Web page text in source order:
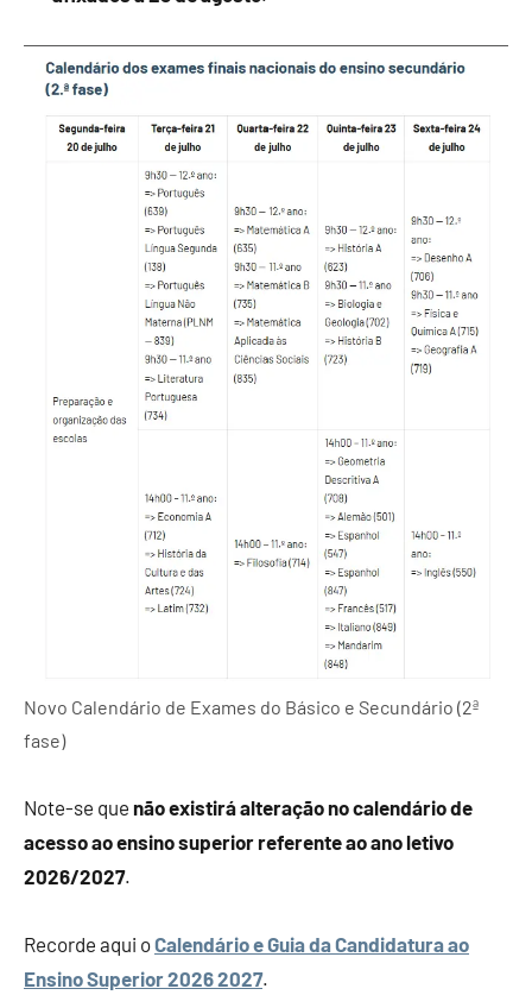
Novo Calendário de Exames do Básico e Secundário (2ª
fase)
Note-se que não existirá alteração no calendário de
acesso ao ensino superior referente ao ano letivo
2026/2027.
Recorde aqui oCalendário e Guia da Candidatura ao
Ensino Superior 2026 2027.